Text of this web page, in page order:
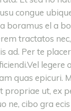
congue
boramus el a
tractatos
ad. Per te
legere
quas epicuri.
propriae ut, ex
ne, cibo gra ecis